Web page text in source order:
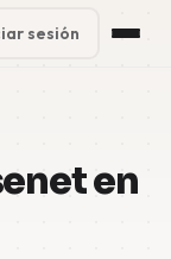
sesión
en